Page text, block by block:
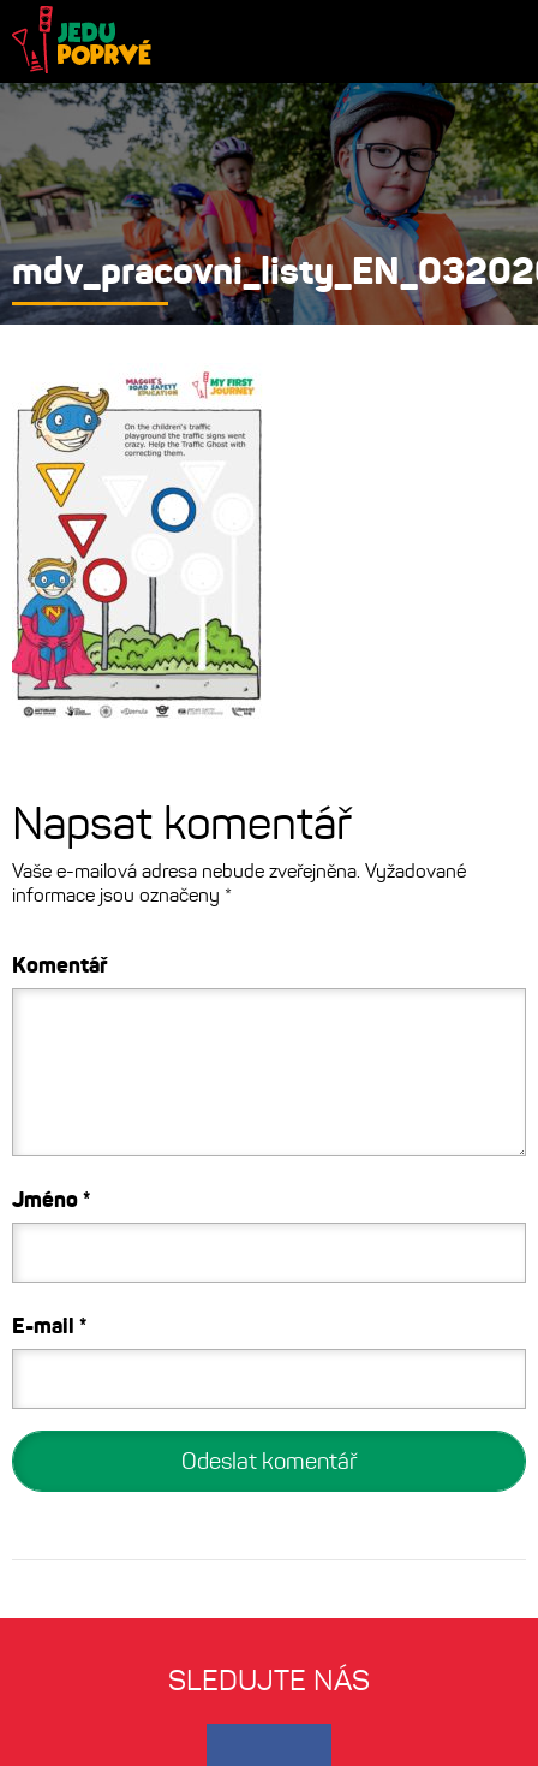
Napsat komentář
Vaše e-mailová adresa nebude zveřejněna. Vyžadované
informace jsou označeny *
Komentář
Jméno*
E-mail *
SLEDUJTE NÁS